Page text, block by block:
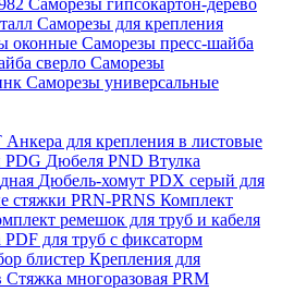
Саморезы гипсокартон-дерево
Саморезы для крепления
оконные Саморезы пресс-шайба
сверло Саморезы
Саморезы универсальные
Анкера для крепления в листовые
PDG Дюбеля PND Втулка
Дюбель-хомут PDX серый для
стяжки PRN-PRNS Комплект
ремешок для труб и кабеля
для труб с фиксаторм
блистер Крепления для
Стяжка многоразовая PRM